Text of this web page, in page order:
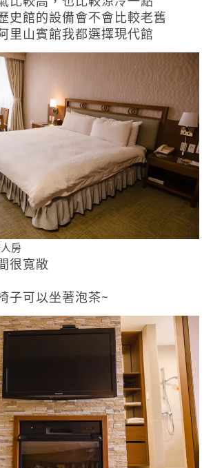
史館的設備會不會比較老舊
里山賓館我都選擇現代館
房
很寬敞
子可以坐著泡茶~